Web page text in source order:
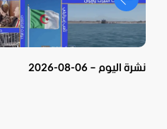
نشرة اليوم – 06-08-2026